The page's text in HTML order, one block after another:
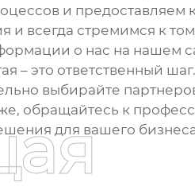
и
всегда стремимся к
о нас на нашем
– это ответственный
выбирайте
обращайтесь к
для вашего